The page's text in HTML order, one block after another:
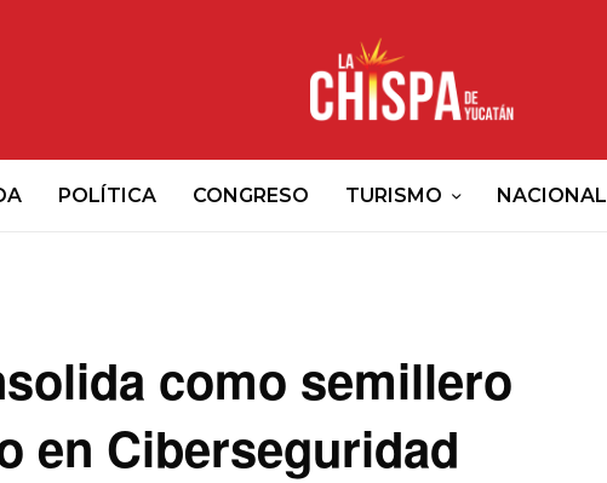
POLÍTICA CONGRESO TURISMO NACIONAL
como semillero
en Ciberseguridad